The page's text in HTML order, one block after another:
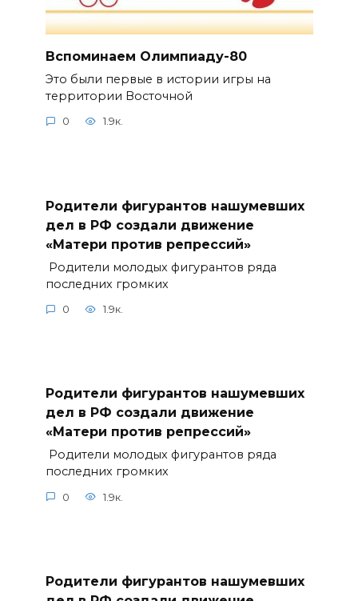
Вспоминаем Олимпиаду-80
Это были первые в истории игры на
территории Восточной
0 1.9к.
Родители фигурантов нашумевших
дел в РФ создали движение
«Матери против репрессий»
Родители молодых фигурантов ряда
последних громких
0 1.9к.
Родители фигурантов нашумевших
дел в РФ создали движение
«Матери против репрессий»
Родители молодых фигурантов ряда
последних громких
0 1.9к.
Родители фигурантов нашумевших